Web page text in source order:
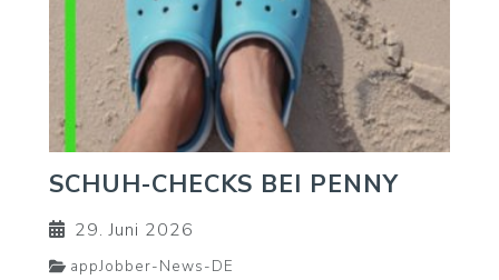
SCHUH-CHECKS BEI PENNY
29. Juni 2026
appJobber-News-DE